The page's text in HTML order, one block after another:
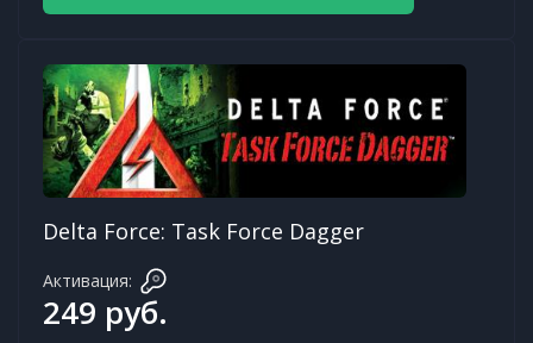
Delta Force: Task Force Dagger
Активация:
249 руб.